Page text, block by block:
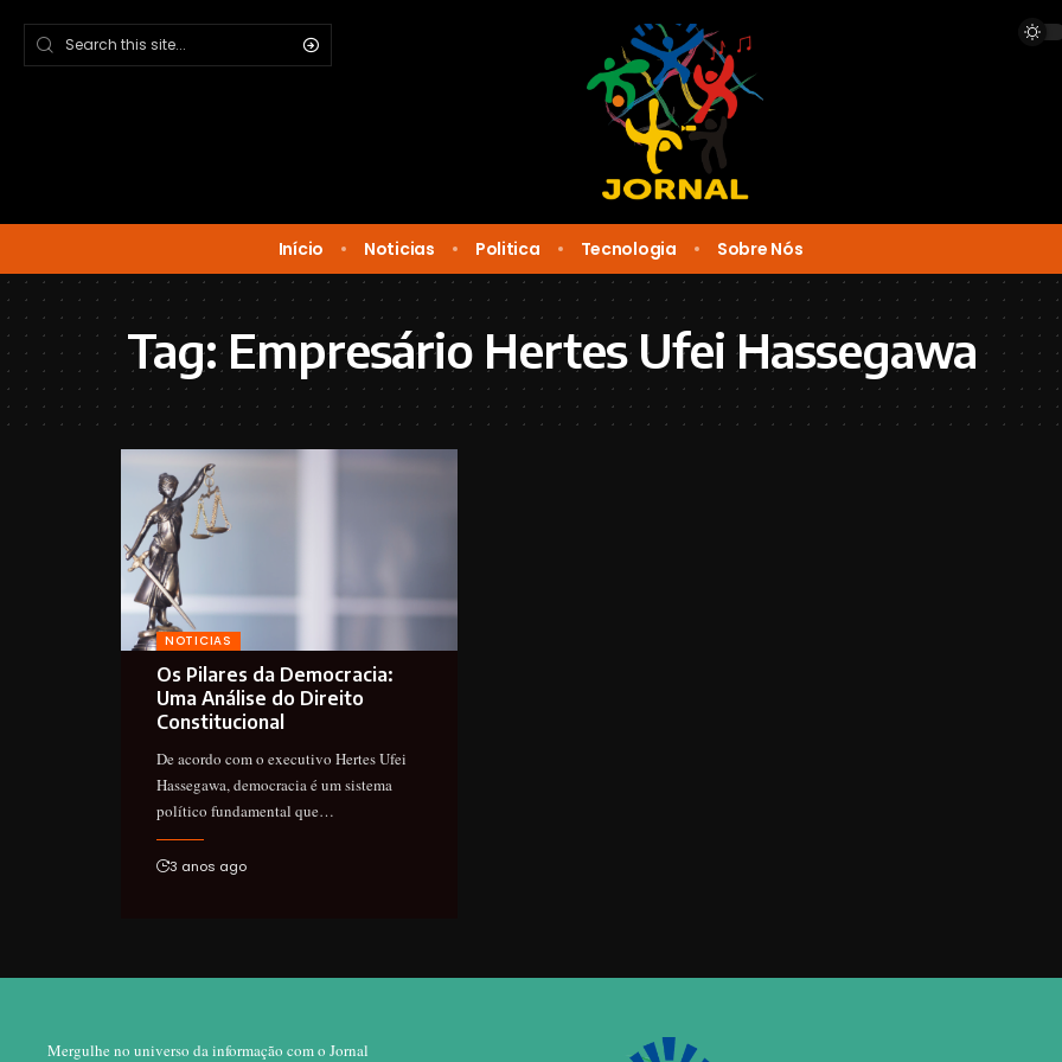
Início Noticias Politica Tecnologia Sobre Nós
Tag:Empresário Hertes Ufei Hassegawa
NOTICIAS
Os Pilares da Democracia:
Uma Análise do Direito
Constitucional
De acordo com o executivo Hertes Ufei
Hassegawa, democracia é um sistema
político fundamental que…
3 anos ago
Mergulhe no universo da informação com o Jornal